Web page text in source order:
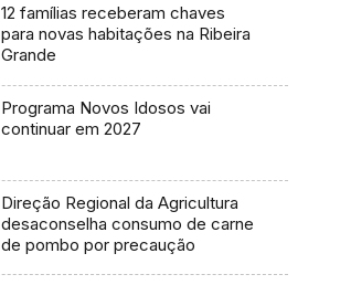
12 famílias receberam chaves
para novas habitações na Ribeira
Grande
Programa Novos Idosos vai
continuar em 2027
Direção Regional da Agricultura
desaconselha consumo de carne
de pombo por precaução